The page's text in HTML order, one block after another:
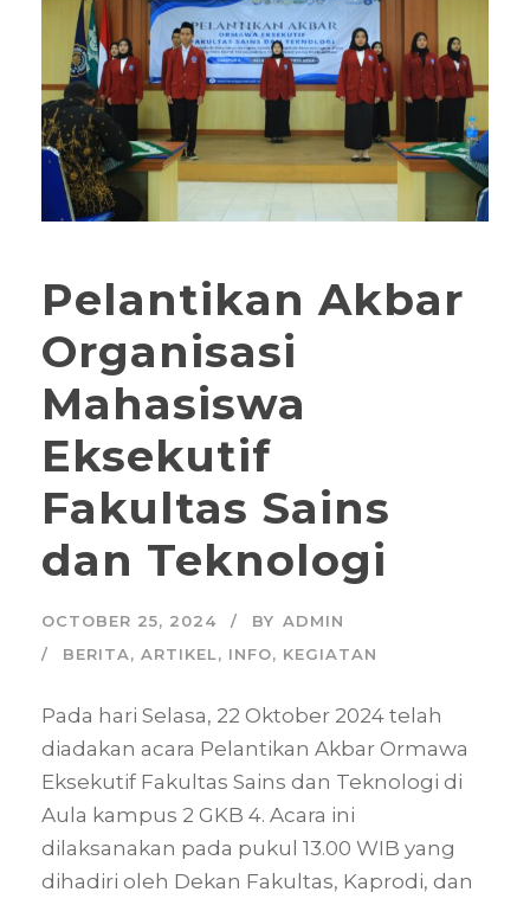
Pelantikan Akbar
Organisasi
Mahasiswa
Eksekutif
Fakultas Sains
dan Teknologi
OCTOBER 25, 2024 BY ADMIN
BERITA, ARTIKEL, INFO, KEGIATAN
Pada hari Selasa, 22 Oktober 2024 telah
diadakan acara Pelantikan Akbar Ormawa
Eksekutif Fakultas Sains dan Teknologi di
Aula kampus 2 GKB 4. Acara ini
dilaksanakan pada pukul 13.00 WIB yang
dihadiri oleh Dekan Fakultas, Kaprodi, dan